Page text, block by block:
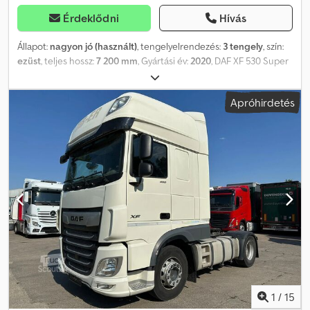
Érdeklődni Hívás
Állapot: nagyon jó (használt), tengelyelrendezés: 3 tengely, szín:
ezüst, teljes hossz:7 200 mm, Gyártási év:2020, DAF XF 530 Super
Space fülke + Pezzaioli állatszállító pótkocsi, 3 szint |
Szarvasmarha- és sertésszállítás | Hidraulikus rampa |
Kormányozható tengelyek | Exportra kész Eladó egy
professzionális Pezzaioli állatszállító pótkocsi, kiváló műszaki és
esztétikai állapotban. A pótkocsi azonnal használatba vehető, és
ideális a sertések és szarvasmarhák nemzetközi szállítására.
Pezzaioli állatszállító pótkocsi – gyártási év: 2020 Gyártó:
Carrozzeria Pezzaioli Gyártási év: 2020 Felépítmény hossza: 7,20 m
3 rakodósík (2 hidraulikusan állítható) Hidraulikusan emelhető
tető Szigetelt tető Távirányító Belső elválasztófalak Mindkét
oldalon szellőzőnyílások Ventilátoros szellőzőrendszer
Itatórendszer (csöpögő itatók) Hőmérséklet-érzékelő
Konfiguráció állatszállításra: 3 rekesz sertések számára 2 rekesz
szarvasmarhák számára Kormányozható tengely Összekötő
szerkezet A járműszerelvény megengedett össztömege: 40 000
kg A pótkocsi kizárólag egy DAF XF 530 Super Space
Apróhirdetés
1 / 15